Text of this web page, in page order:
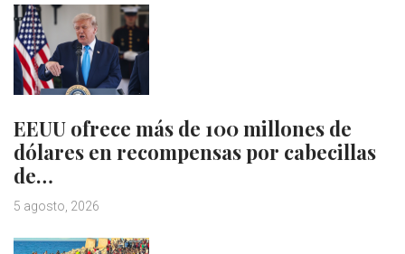
EEUU ofrece más de 100 millones de
dólares en recompensas por cabecillas
de…
5 agosto, 2026